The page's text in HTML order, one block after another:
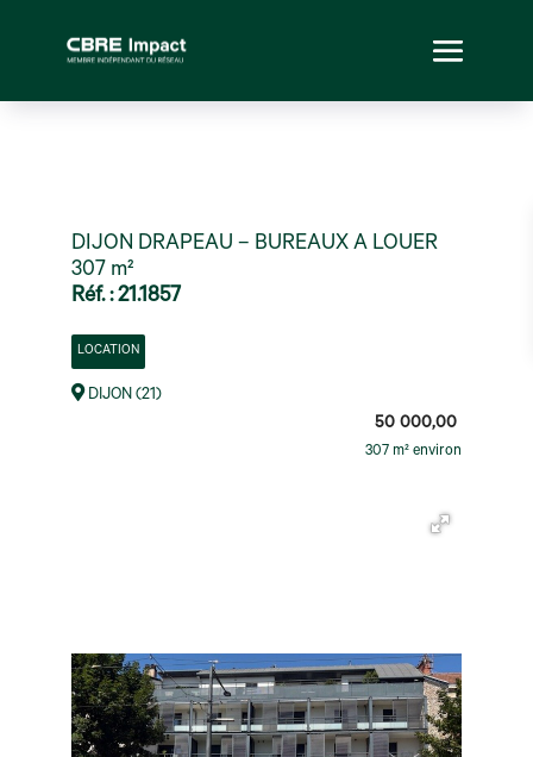
DIJON DRAPEAU – BUREAUX A LOUER
307 m²
Réf. : 21.1857
LOCATION
DIJON (21)
50 000,00
307 m² environ